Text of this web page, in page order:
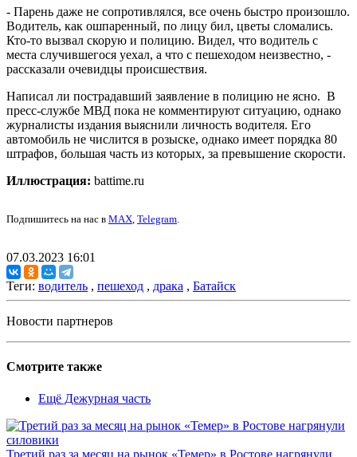
- Парень даже не сопротивлялся, все очень быстро произошло.
Водитель, как ошпаренный, по лицу бил, цветы сломались.
Кто-то вызвал скорую и полицию. Видел, что водитель с
места случившегося уехал, а что с пешеходом неизвестно, -
рассказали очевидцы происшествия.
Написал ли пострадавший заявление в полицию не ясно. В
пресс-службе МВД пока не комментируют ситуацию, однако
журналисты издания выяснили личность водителя. Его
автомобиль не числится в розыске, однако имеет порядка 80
штрафов, большая часть из которых, за превышение скорости.
Иллюстрация: battime.ru
Подпишитесь на нас в MAX, Telegram.
07.03.2023 16:01
Теги: водитель , пешеход , драка , Батайск
Новости партнеров
Смотрите также
Ещё Дежурная часть
Третий раз за месяц на рынок «Темер» в Ростове нагрянули